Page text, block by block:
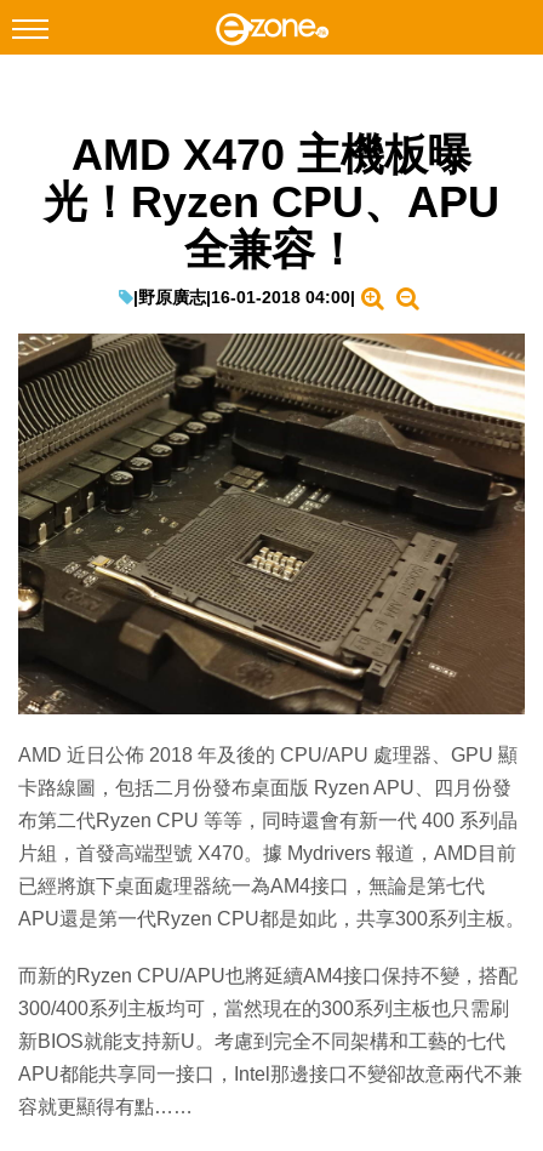
Facebook Instagram
科技焦點
教學評測
EduTech
IT Times
生成式AI與雲端應用
Enterprise Digital Transformation
特集
AMD X470 主機板曝
光！Ryzen CPU、APU
全兼容！
|野原廣志|16-01-2018 04:00|
AMD 近日公佈 2018 年及後的 CPU/APU 處理器、GPU 顯
卡路線圖，包括二月份發布桌面版 Ryzen APU、四月份發
布第二代Ryzen CPU 等等，同時還會有新一代 400 系列晶
片組，首發高端型號 X470。據 Mydrivers 報道，AMD目前
已經將旗下桌面處理器統一為AM4接口，無論是第七代
APU還是第一代Ryzen CPU都是如此，共享300系列主板。
而新的Ryzen CPU/APU也將延續AM4接口保持不變，搭配
300/400系列主板均可，當然現在的300系列主板也只需刷
新BIOS就能支持新U。考慮到完全不同架構和工藝的七代
APU都能共享同一接口，Intel那邊接口不變卻故意兩代不兼
容就更顯得有點……